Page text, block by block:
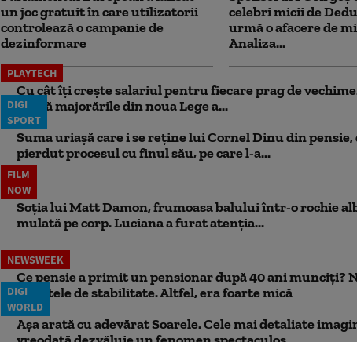
un joc gratuit în care utilizatorii
controlează o campanie de
dezinformare
celebri micii de
urmă o afacere de
Analiza...
PLAYTECH
Cu cât îți crește salariul pentru fiecare prag de
aplică majorările din noua Lege a...
DIGI
SPORT
Suma uriașă care i se reține lui Cornel Dinu din pensie,
pierdut procesul cu finul său, pe care l-a...
FILM
NOW
Soția lui Matt Damon, frumoasa balului într-o rochie
mulată pe corp. Luciana a furat atenția...
NEWSWEEK
Ce pensie a primit un pensionar după 40 ani munciți?
punctele de stabilitate. Altfel, era foarte mică
DIGI
WORLD
Așa arată cu adevărat Soarele. Cele mai detaliate